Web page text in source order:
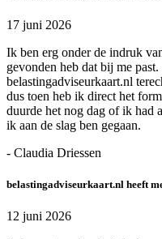
17 juni 2026
Ik ben erg onder de indruk
gevonden heb dat bij me
belastingadviseurkaart.nl
dus toen heb ik direct het
duurde het nog dag of ik had
ik aan de slag ben gegaan.
- Claudia Driessen
belastingadviseurkaart.nl heeft
12 juni 2026